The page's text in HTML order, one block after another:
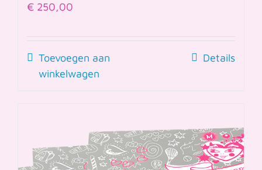
€ 250,00
Toevoegen aan
winkelwagen
Details